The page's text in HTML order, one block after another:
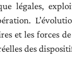
légales,
et les forces
des